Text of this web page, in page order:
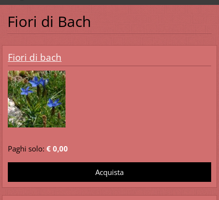
Fiori di Bach
Fiori di bach
Paghi solo: € 0,00